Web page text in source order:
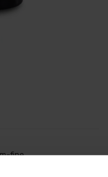
fine
matte overflater og